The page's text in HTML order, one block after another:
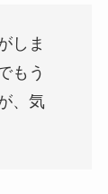
しま
もう
、気